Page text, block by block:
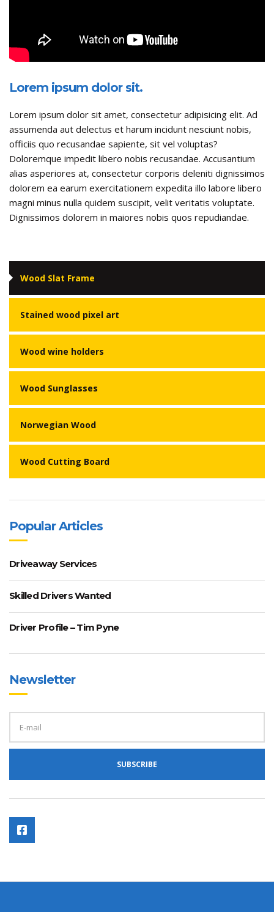
Lorem ipsum dolor sit.
Lorem ipsum dolor sit amet, consectetur adipisicing elit. Ad
assumenda aut delectus et harum incidunt nesciunt nobis,
officiis quo recusandae sapiente, sit vel voluptas?
Doloremque impedit libero nobis recusandae. Accusantium
alias asperiores at, consectetur corporis deleniti dignissimos
dolorem ea earum exercitationem expedita illo labore libero
magni minus nulla quidem suscipit, velit veritatis voluptate.
Dignissimos dolorem in maiores nobis quos repudiandae.
Wood Slat Frame
Stained wood pixel art
Wood wine holders
Wood Sunglasses
Norwegian Wood
Wood Cutting Board
Popular Articles
Driveaway Services
Skilled Drivers Wanted
Driver Profile – Tim Pyne
Newsletter
E
I
L
S
:
SUBSCRIBE